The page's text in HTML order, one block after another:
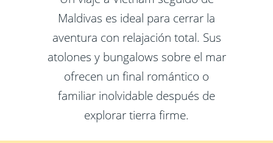
Maldivas es ideal para cerrar la
aventura con relajación total. Sus
atolones y bungalows sobre el mar
ofrecen un final romántico o
familiar inolvidable después de
explorar tierra firme.